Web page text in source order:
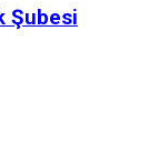
Şubesi